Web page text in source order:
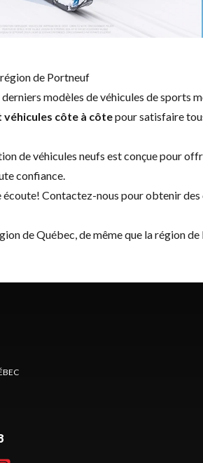
de Portneuf
modèles de véhicules de sports
côte à côtepour satisfaire
de véhicules neufs est conçue pour
confiance.
écoute! Contactez-nous pour obtenir des
de Québec, de même que la région